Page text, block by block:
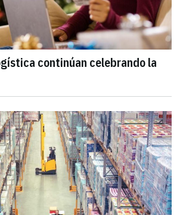
continúan celebrando la